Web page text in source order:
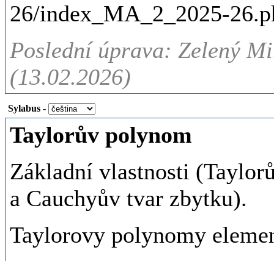
26/index_MA_2_2025-
Poslední úprava: Zelený
(13.02.2026)
Sylabus -
Taylorův polynom
Základní vlastnosti
a Cauchyův tvar zbytku).
Taylorovy polynomy